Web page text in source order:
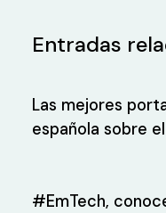
Entradas
Las mejores
española sobre
#EmTech,